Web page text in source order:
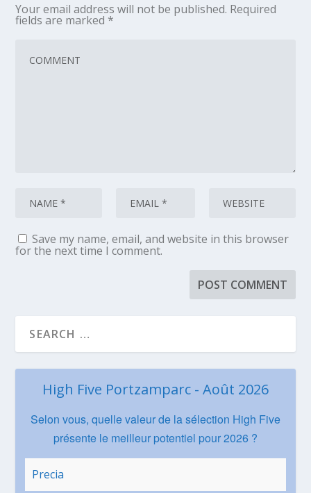
Your email address will not be published. Required
fields are marked *
Save my name, email, and website in this browser
for the next time I comment.
High Five Portzamparc - Août 2026
Selon vous, quelle valeur de la sélection High Five
présente le meilleur potentiel pour 2026 ?
Precia